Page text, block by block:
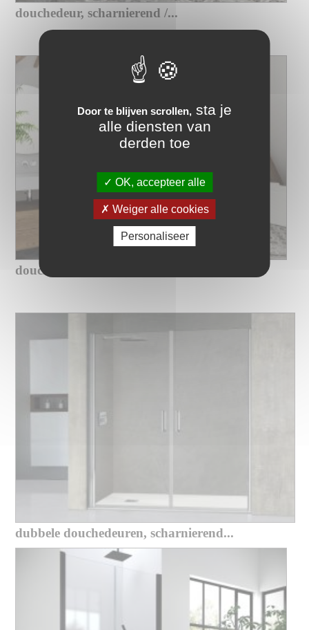
douchedeur, scharnierend /...
douchedeur, semi-ondoorzichtig,...
dubbele douchedeuren, scharnierend...
Door te blijven scrollen, sta je
alle diensten van
derden toe
OK, accepteer alle
Weiger alle cookies
Personaliseer